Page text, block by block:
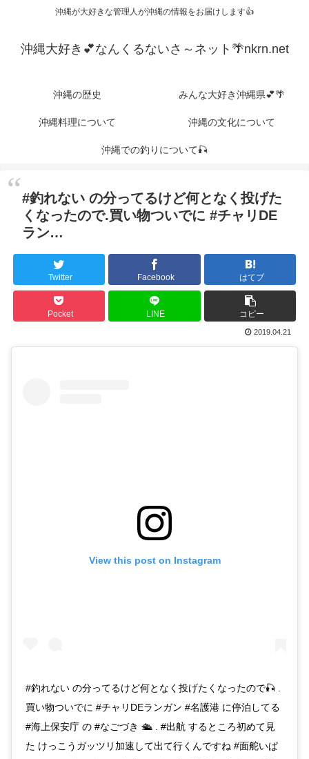
沖縄が大好きな管理人が沖縄の情報をお届けします👍
沖縄大好き💕なんくるないさ～ネット🌴nkrn.net
沖縄の歴史 みんな大好き沖縄県💕🌴
沖縄料理について 沖縄の文化について
沖縄での釣りについて🎣
#釣れない の分ってるけど何となく投げた
くなったので.買い物ついでに #チャリDE
ラン…
Twitter Facebook はてブ
Pocket LINE コピー
2019.04.21
View this post on Instagram
#釣れない の分ってるけど何となく投げたくなったので🎣 .
買い物ついでに #チャリDEランガン #名護港 に停泊してる
#海上保安庁 の #なごづき 🛳️ . #出航 するところ初めて見
た けっこうガッツリ加速して出て行くんですね #面舵いぱ